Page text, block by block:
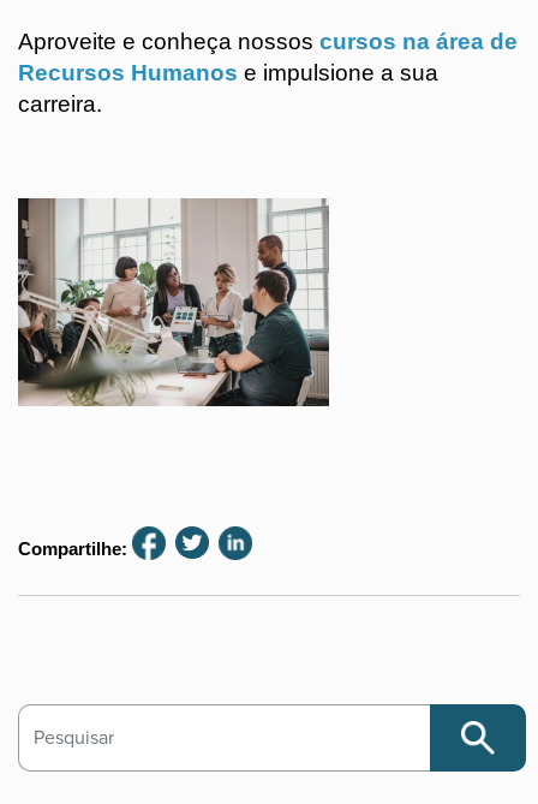
Aproveite e conheça nossos cursos na área de
Recursos Humanos e impulsione a sua
carreira.
Compartilhe:
Search